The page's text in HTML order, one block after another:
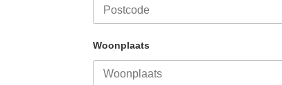
Woonplaats